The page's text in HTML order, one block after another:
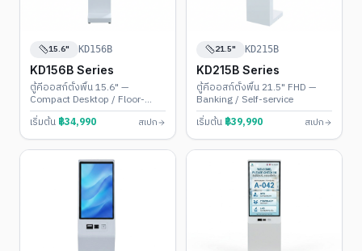
15.6" KD156B
KD156B Series
ตู้คีออสก์ตั้งพื้น 15.6" —
Compact Desktop / Floor-
Stand
เริ่มต้น ฿34,990 สเปก
21.5" KD215B
KD215B Series
ตู้คีออสก์ตั้งพื้น 21.5" FHD —
Banking / Self-service
เริ่มต้น ฿39,990 สเปก